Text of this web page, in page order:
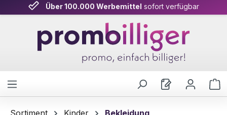
Zum Hauptinhalt springen
Über 100.000 Werbemittel sofort verfügbar